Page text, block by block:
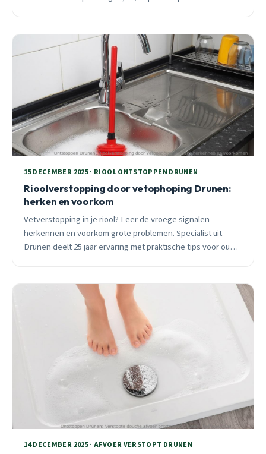
15 DECEMBER 2025 · RIOOL ONTSTOPPEN DRUNEN
Rioolverstopping door vetophoping Drunen:
herken en voorkom
Vetverstopping in je riool? Leer de vroege signalen
herkennen en voorkom grote problemen. Specialist uit
Drunen deelt 25 jaar ervaring met praktische tips voor oude
14 DECEMBER 2025 · AFVOER VERSTOPT DRUNEN